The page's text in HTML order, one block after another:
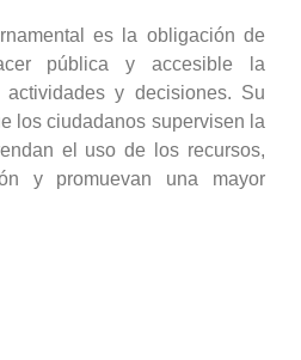
es la obligación de
pública y accesible la
y decisiones. Su
los ciudadanos supervisen la
el uso de los recursos,
y promuevan una mayor